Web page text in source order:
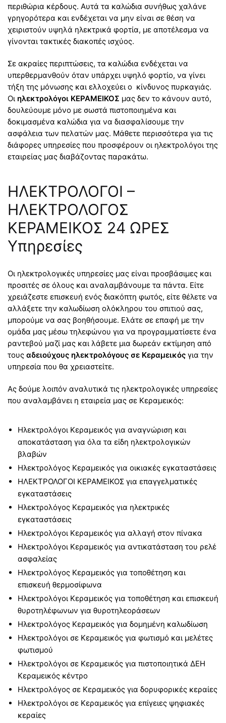
περιθώρια κέρδους. Αυτά τα καλώδια συνήθως χαλάνε
γρηγορότερα και ενδέχεται να μην είναι σε θέση να
χειριστούν υψηλά ηλεκτρικά φορτία, με αποτέλεσμα να
γίνονται τακτικές διακοπές ισχύος.
Σε ακραίες περιπτώσεις, τα καλώδια ενδέχεται να
υπερθερμανθούν όταν υπάρχει υψηλό φορτίο, να γίνει
τήξη της μόνωσης και ελλοχεύει ο κίνδυνος πυρκαγιάς.
Οι ηλεκτρολόγοι ΚΕΡΑΜΕΙΚΟΣ μας δεν το κάνουν αυτό,
δουλεύουμε μόνο με σωστά πιστοποιημένα και
δοκιμασμένα καλώδια για να διασφαλίσουμε την
ασφάλεια των πελατών μας. Μάθετε περισσότερα για τις
διάφορες υπηρεσίες που προσφέρουν οι ηλεκτρολόγοι της
εταιρείας μας διαβάζοντας παρακάτω.
ΗΛΕΚΤΡΟΛΟΓΟΙ –
ΗΛΕΚΤΡΟΛΟΓΟΣ
ΚΕΡΑΜΕΙΚΟΣ 24 ΩΡΕΣ
Υπηρεσίες
Οι ηλεκτρολογικές υπηρεσίες μας είναι προσβάσιμες και
προσιτές σε όλους και αναλαμβάνουμε τα πάντα. Είτε
χρειάζεστε επισκευή ενός διακόπτη φωτός, είτε θέλετε να
αλλάξετε την καλωδίωση ολόκληρου του σπιτιού σας,
μπορούμε να σας βοηθήσουμε. Ελάτε σε επαφή με την
ομάδα μας μέσω τηλεφώνου για να προγραμματίσετε ένα
ραντεβού μαζί μας και λάβετε μια δωρεάν εκτίμηση από
τους αδειούχους ηλεκτρολόγους σε Κεραμεικός για την
υπηρεσία που θα χρειαστείτε.
Ας δούμε λοιπόν αναλυτικά τις ηλεκτρολογικές υπηρεσίες
που αναλαμβάνει η εταιρεία μας σε Κεραμεικός:
Ηλεκτρολόγοι Κεραμεικός για αναγνώριση και
αποκατάσταση για όλα τα είδη ηλεκτρολογικών
βλαβών
Ηλεκτρολόγος Κεραμεικός για οικιακές εγκαταστάσεις
ΗΛΕΚΤΡΟΛΟΓΟΙ ΚΕΡΑΜΕΙΚΟΣ για επαγγελματικές
εγκαταστάσεις
Ηλεκτρολόγος Κεραμεικός για ηλεκτρικές
εγκαταστάσεις
Ηλεκτρολόγοι Κεραμεικός για αλλαγή στον πίνακα
Ηλεκτρολόγοι Κεραμεικός για αντικατάσταση του ρελέ
ασφαλείας
Ηλεκτρολόγος Κεραμεικός για τοποθέτηση και
επισκευή θερμοσίφωνα
Ηλεκτρολόγοι Κεραμεικός για τοποθέτηση και επισκευή
θυροτηλέφωνων για θυροτηλεοράσεων
Ηλεκτρολόγος Κεραμεικός για δομημένη καλωδίωση
Ηλεκτρολόγοι σε Κεραμεικός για φωτισμό και μελέτες
φωτισμού
Ηλεκτρολόγοι σε Κεραμεικός για πιστοποιητικά ΔΕΗ
Κεραμεικός κέντρο
Ηλεκτρολόγος σε Κεραμεικός για δορυφορικές κεραίες
Ηλεκτρολόγοι σε Κεραμεικός για επίγειες ψηφιακές
κεραίες